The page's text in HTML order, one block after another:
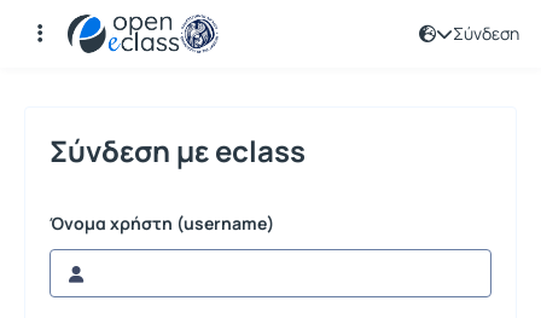
Σύνδεση
Σύνδεση
Σύνδεση με eclass
Όνομα χρήστη (username)